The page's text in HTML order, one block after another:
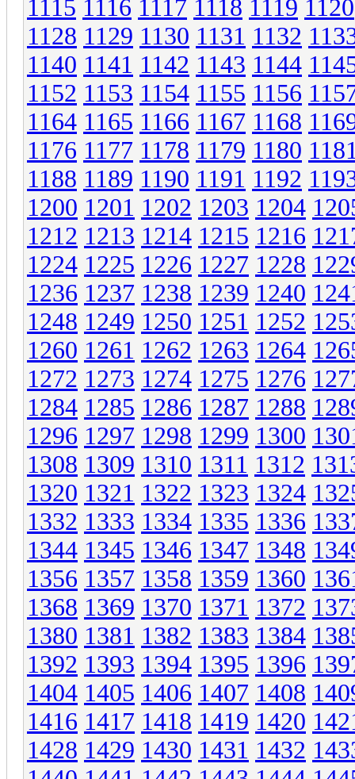
1115 1116 1117 1118 1119 1120
1128 1129 1130 1131 1132
1140 1141 1142 1143 1144
1152 1153 1154 1155 1156
1164 1165 1166 1167 1168
1176 1177 1178 1179 1180
1188 1189 1190 1191 1192
1200 1201 1202 1203 1204
1212 1213 1214 1215 1216
1224 1225 1226 1227 1228
1236 1237 1238 1239 1240
1248 1249 1250 1251 1252
1260 1261 1262 1263 1264
1272 1273 1274 1275 1276
1284 1285 1286 1287 1288
1296 1297 1298 1299 1300
1308 1309 1310 1311 1312
1320 1321 1322 1323 1324
1332 1333 1334 1335 1336
1344 1345 1346 1347 1348
1356 1357 1358 1359 1360
1368 1369 1370 1371 1372
1380 1381 1382 1383 1384
1392 1393 1394 1395 1396
1404 1405 1406 1407 1408
1416 1417 1418 1419 1420
1428 1429 1430 1431 1432